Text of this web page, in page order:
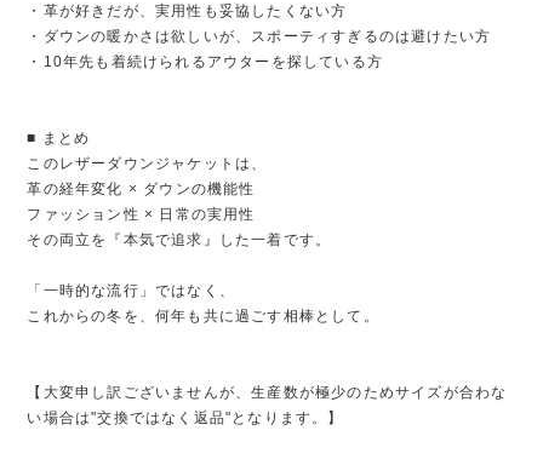
・革が好きだが、実用性も妥協したくない方
・ダウンの暖かさは欲しいが、スポーティすぎるのは避けたい方
・10年先も着続けられるアウターを探している方
■ まとめ
このレザーダウンジャケットは、
革の経年変化 × ダウンの機能性
ファッション性 × 日常の実用性
その両立を『本気で追求』した一着です。
「一時的な流行」ではなく、
これからの冬を、何年も共に過ごす相棒として。
【大変申し訳ございませんが、生産数が極少のためサイズが合わな
い場合は"交換ではなく返品"となります。】